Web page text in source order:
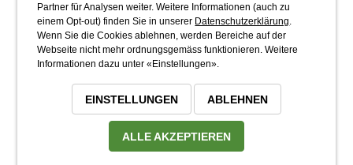
AM Jam
Partner für Analysen weiter. Weitere Informationen (auch zu
einem Opt-out) finden Sie in unserer Datenschutzerklärung
Wenn Sie die Cookies ablehnen, werden Bereiche auf der
Webseite nicht mehr ordnungsgemäss funktionieren. Weitere
Informationen dazu unter «Einstellungen».
EINSTELLUNGEN ABLEHNEN
ALLE AKZEPTIEREN